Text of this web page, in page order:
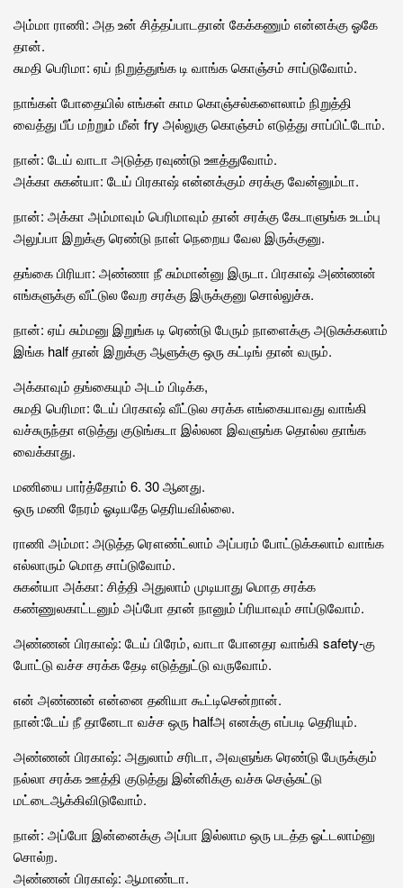
அம்மா ராணி: அத உன் சித்தப்பாடதான் கேக்கணும் என்னக்கு ஓகே
தான்.
சுமதி பெரிமா: ஏய் நிறுத்துங்க டி வாங்க கொஞ்சம் சாப்டுவோம்.
நாங்கள் போதையில் எங்கள் காம கொஞ்சல்களைலாம் நிறுத்தி
வைத்து பீப் மற்றும் மீன் fry அல்லுகு கொஞ்சம் எடுத்து சாப்பிட்டோம்.
நான்: டேய் வாடா அடுத்த ரவுண்டு ஊத்துவோம்.
அக்கா சுகன்யா: டேய் பிரகாஷ் என்னக்கும் சரக்கு வேன்னும்டா.
நான்: அக்கா அம்மாவும் பெரிமாவும் தான் சரக்கு கேடாளுங்க உடம்பு
அலுப்பா இறுக்கு ரெண்டு நாள் நெறைய வேல இருக்குனு.
தங்கை பிரியா: அண்ணா நீ சும்மான்னு இருடா. பிரகாஷ் அண்ணன்
எங்களுக்கு வீட்டுல வேற சரக்கு இருக்குனு சொல்லுச்சு.
நான்: ஏய் சும்மனு இறுங்க டி ரெண்டு பேரும் நாளைக்கு அடுசுக்கலாம்
இங்க half தான் இறுக்கு ஆளுக்கு ஒரு கட்டிங் தான் வரும்.
அக்காவும் தங்கையும் அடம் பிடிக்க,
சுமதி பெரிமா: டேய் பிரகாஷ் வீட்டுல சரக்க எங்கையாவது வாங்கி
வச்சுருந்தா எடுத்து குடுங்கடா இல்லன இவளுங்க தொல்ல தாங்க
வைக்காது.
மணியை பார்த்தோம் 6. 30 ஆனது.
ஒரு மணி நேரம் ஓடியதே தெரியவில்லை.
ராணி அம்மா: அடுத்த ரௌண்ட்லாம் அப்பரம் போட்டுக்கலாம் வாங்க
எல்லாரும் மொத சாப்டுவோம்.
சுகன்யா அக்கா: சித்தி அதுலாம் முடியாது மொத சரக்க
கண்ணுலகாட்டனும் அப்போ தான் நானும் ப்ரியாவும் சாப்டுவோம்.
அண்ணன் பிரகாஷ்: டேய் பிரேம், வாடா போனதர வாங்கி safety-கு
போட்டு வச்ச சரக்க தேடி எடுத்துட்டு வருவோம்.
என் அண்ணன் என்னை தனியா கூட்டிசென்றான்.
நான்:டேய் நீ தானேடா வச்ச ஒரு halfஅ எனக்கு எப்படி தெரியும்.
அண்ணன் பிரகாஷ்: அதுலாம் சரிடா, அவளுங்க ரெண்டு பேருக்கும்
நல்லா சரக்க ஊத்தி குடுத்து இன்னிக்கு வச்சு செஞ்சுட்டு
மட்டைஆக்கிவிடுவோம்.
நான்: அப்போ இன்னைக்கு அப்பா இல்லாம ஒரு படத்த ஓட்டலாம்னு
சொல்ற.
அண்ணன் பிரகாஷ்: ஆமாண்டா.